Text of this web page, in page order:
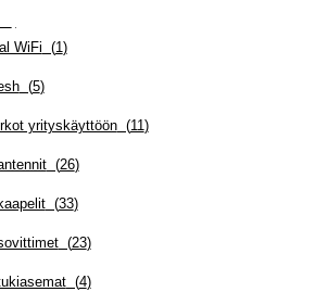
WiFi (1)
(5)
yrityskäyttöön(11)
(26)
(33)
(23)
(4)